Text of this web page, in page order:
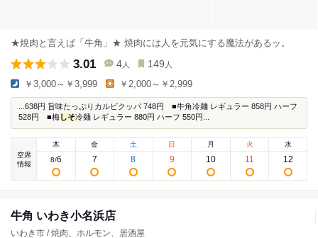
★焼肉と言えば「牛角」★ 焼肉には人を元気にする魔法があるッ。
3.01 4 人 149 人
￥3,000～￥3,999 ￥2,000～￥2,999
...638円 旨味たっぷりカルビクッパ 748円 ■牛角冷麺 レギュラー 858円 ハーフ
528円 ■梅 しそ冷麺 レギュラー 880円 ハーフ 550円...
空席
情報
木
8/6
金
7
土
8
日
9
月
10
火
11
水
12
牛角 いわき小名浜店
いわき市 / 焼肉、ホルモン、居酒屋